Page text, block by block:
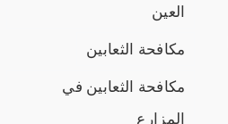
العين
مكافحة الثعابين
مكافحة الثعابين في
المزارع